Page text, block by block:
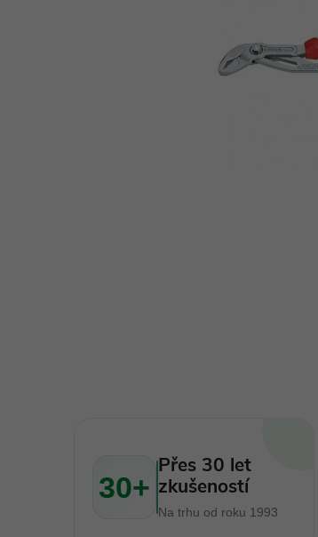
30+
Přes 30 let
zkušeností
Na trhu od roku 1993